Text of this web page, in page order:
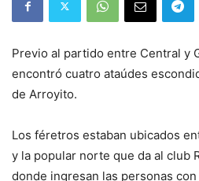
Previo al partido entre Central y
encontró cuatro ataúdes
de Arroyito.
Los féretros estaban ubicados
y la popular norte que da al club
donde ingresan las personas